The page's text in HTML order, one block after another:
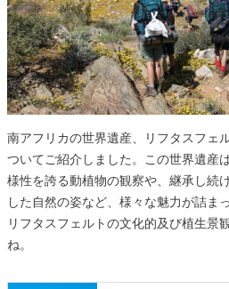
南アフリカの世界遺産、リフタスフェ
ついてご紹介しました。この世界遺産
様性を誇る動植物の観察や、継承し続
した自然の姿など、様々な魅力が詰ま
リフタスフェルトの文化的及び植生景
ね。